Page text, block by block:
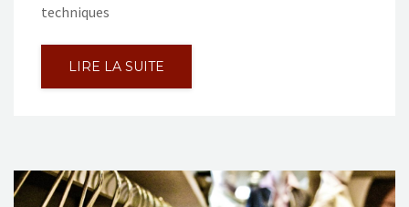
techniques
LIRE LA SUITE